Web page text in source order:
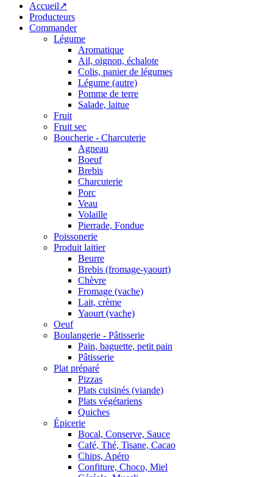
Accueil↗
Producteurs
Commander
Légume
Aromatique
Ail, oignon, échalote
Colis, panier de légumes
Légume (autre)
Pomme de terre
Salade, laitue
Fruit
Fruit sec
Boucherie - Charcuterie
Agneau
Boeuf
Brebis
Charcuterie
Porc
Veau
Volaille
Pierrade, Fondue
Poissonerie
Produit laitier
Beurre
Brebis (fromage-yaourt)
Chèvre
Fromage (vache)
Lait, crème
Yaourt (vache)
Oeuf
Boulangerie - Pâtisserie
Pain, baguette, petit pain
Pâtisserie
Plat préparé
Pizzas
Plats cuisinés (viande)
Plats végétariens
Quiches
Épicerie
Bocal, Conserve, Sauce
Café, Thé, Tisane, Cacao
Chips, Apéro
Confiture, Choco, Miel